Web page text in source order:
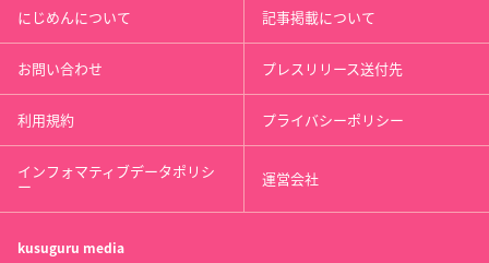
にじめんについて 記事掲載について
お問い合わせ プレスリリース送付先
利用規約 プライバシーポリシー
インフォマティブデータポリシ
ー 運営会社
kusuguru media